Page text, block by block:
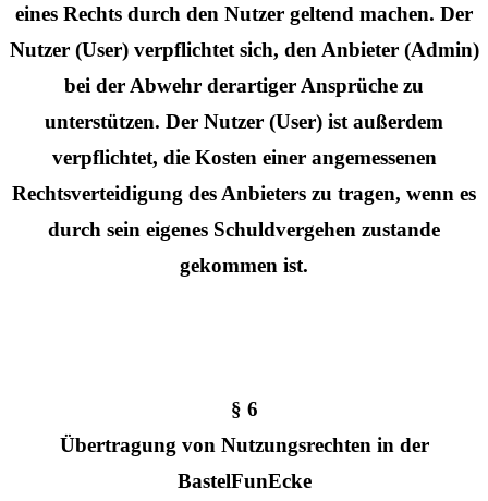
eines Rechts durch den Nutzer geltend machen. Der
Nutzer (User) verpflichtet sich, den Anbieter (Admin)
bei der Abwehr derartiger Ansprüche zu
unterstützen. Der Nutzer (User) ist außerdem
verpflichtet, die Kosten einer angemessenen
Rechtsverteidigung des Anbieters zu tragen, wenn es
durch sein eigenes Schuldvergehen zustande
gekommen ist.
§ 6
Übertragung von Nutzungsrechten in der
BastelFunEcke